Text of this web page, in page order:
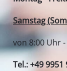
Samstag
von 8:00 Uhr
Tel.: +49 9951